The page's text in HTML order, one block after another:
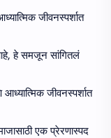
जीवनस्पर्शात
हे समजून सांगितलं
जीवनस्पर्शात
एक प्रेरणास्पद